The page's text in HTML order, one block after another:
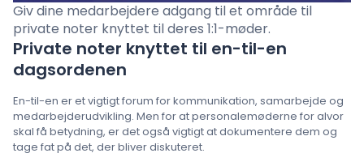
Log ind
Giv dine medarbejdere adgang til et område til
private noter knyttet til deres 1:1-møder.
Private noter knyttet til en-til-en
dagsordenen
En-til-en er et vigtigt forum for kommunikation, samarbejde og
medarbejderudvikling. Men for at personalemøderne for alvor
skal få betydning, er det også vigtigt at dokumentere dem og
tage fat på det, der bliver diskuteret.